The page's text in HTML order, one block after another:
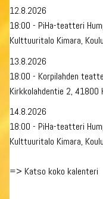
12.8.2026
18:00 - PiHa-teatteri
Kulttuuritalo Kimara,
13.8.2026
18:00 - Korpilahden
Kirkkolahdentie 2, 41800
14.8.2026
18:00 - PiHa-teatteri
Kulttuuritalo Kimara,
=> Katso koko kalenteri